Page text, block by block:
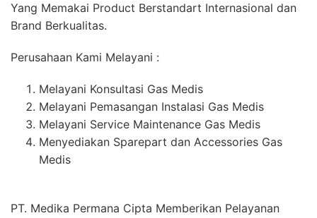
Yang Memakai Product Berstandart Internasional dan
Brand Berkualitas.
Perusahaan Kami Melayani :
Melayani Konsultasi Gas Medis
Melayani Pemasangan Instalasi Gas Medis
Melayani Service Maintenance Gas Medis
Menyediakan Sparepart dan Accessories Gas
Medis
PT. Medika Permana Cipta Memberikan Pelayanan